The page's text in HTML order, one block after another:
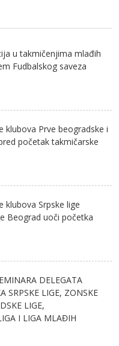
u takmičenjima mlađih
Fudbalskog saveza
klubova Prve beogradske i
početak takmičarske
klubova Srpske lige
Beograd uoči početka
DELEGATA
SRPSKE LIGE, ZONSKE
LIGE,
I LIGA MLAĐIH